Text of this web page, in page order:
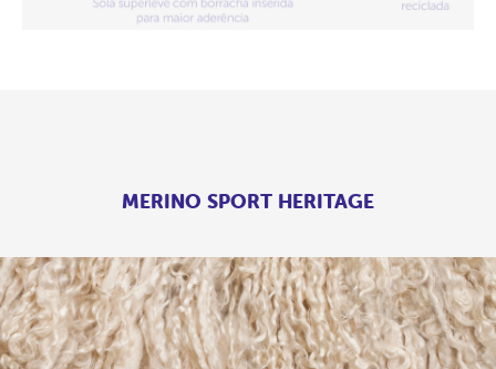
MERINO SPORT HERITAGE